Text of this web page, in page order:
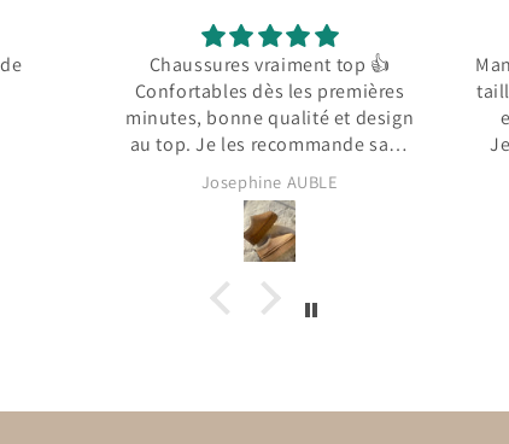
👍
Manteau vraiment magnifique, il
taille parfaitement et la fourrure
est de très grande qualité.
Je recommande sans hésiter.
Josephine AUBLE